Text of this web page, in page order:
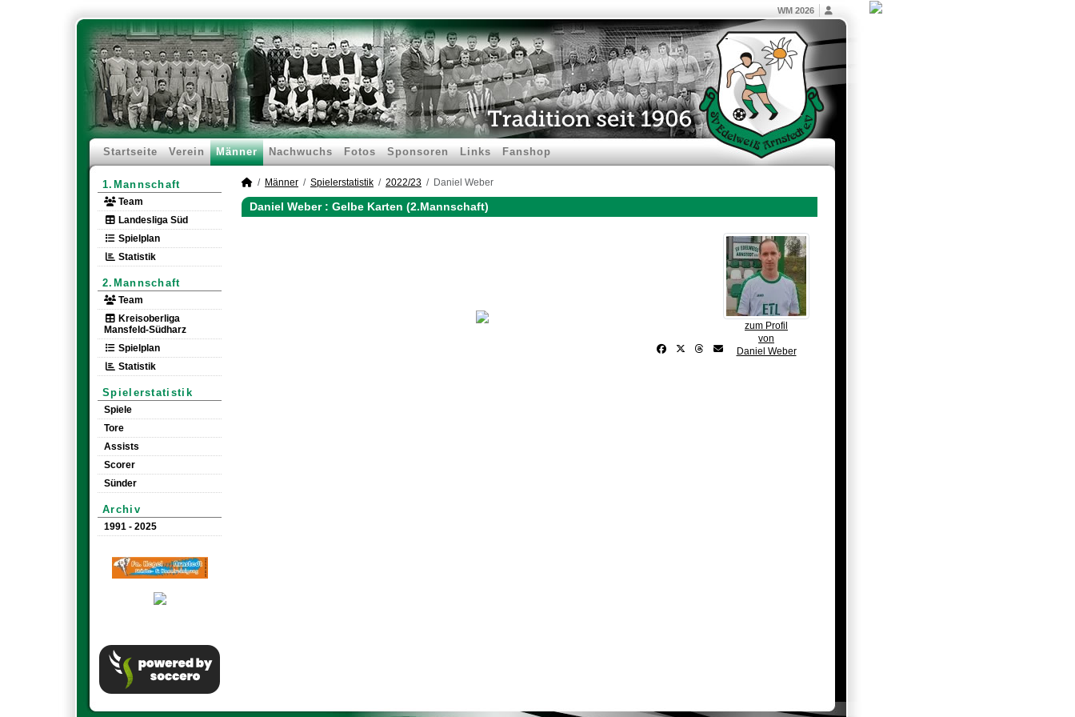
WM 2026
Startseite Verein Männer Nachwuchs Fotos Sponsoren Links Fanshop
1.Mannschaft
Team
Landesliga Süd
Spielplan
Statistik
2.Mannschaft
Team
Kreisoberliga
Mansfeld-Südharz
Spielplan
Statistik
Spielerstatistik
Spiele
Tore
Assists
Scorer
Sünder
Archiv
1991 - 2025
Männer Spielerstatistik 2022/23 Daniel Weber
Daniel Weber : Gelbe Karten (2.Mannschaft)
zum Profil
von
Daniel Weber